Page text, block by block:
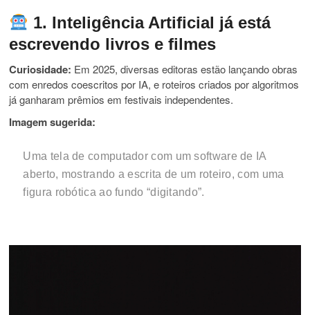
1. Inteligência Artificial já está
escrevendo livros e filmes
Curiosidade: Em 2025, diversas editoras estão lançando obras
com enredos coescritos por IA, e roteiros criados por algoritmos
já ganharam prêmios em festivais independentes.
Imagem sugerida:
Uma tela de computador com um software de IA
aberto, mostrando a escrita de um roteiro, com uma
figura robótica ao fundo “digitando”.